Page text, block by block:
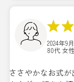
2024年9
80代 女
ささやかなお式